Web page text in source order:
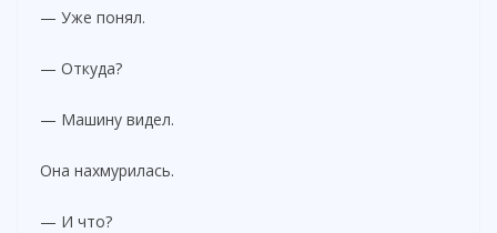
— Уже понял.
— Откуда?
— Машину видел.
Она нахмурилась.
— И что?